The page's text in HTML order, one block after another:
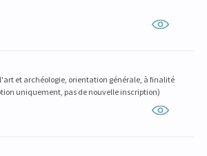
et archéologie, orientation générale, à finalité
uniquement, pas de nouvelle inscription)